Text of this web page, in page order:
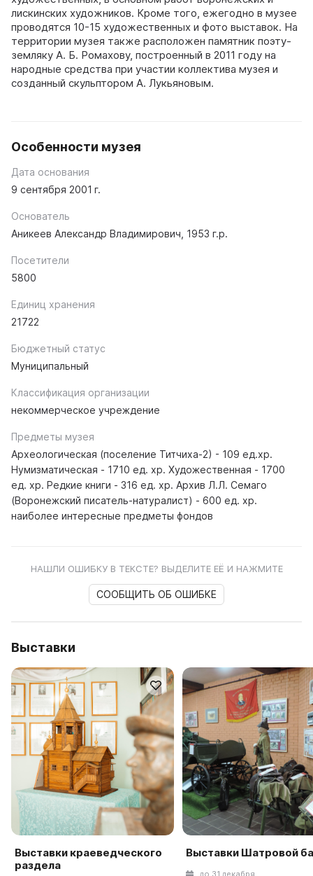
лискинских художников. Кроме того, ежегодно в музее
проводятся 10-15 художественных и фото выставок. На
территории музея также расположен памятник поэту-
земляку А. Б. Ромахову, построенный в 2011 году на
народные средства при участии коллектива музея и
созданный скульптором А. Лукьяновым.
Особенности музея
Дата основания
9 сентября 2001 г.
Основатель
Аникеев Александр Владимирович, 1953 г.р.
Посетители
5800
Единиц хранения
21722
Бюджетный статус
Муниципальный
Классификация организации
некоммерческое учреждение
Предметы музея
Археологическая (поселение Титчиха-2) - 109 ед.хр.
Нумизматическая - 1710 ед. хр. Художественная - 1700
ед. хр. Редкие книги - 316 ед. хр. Архив Л.Л. Семаго
(Воронежский писатель-натуралист) - 600 ед. хр.
наиболее интересные предметы фондов
НАШЛИ ОШИБКУ В ТЕКСТЕ? ВЫДЕЛИТЕ ЕЁ И НАЖМИТЕ
СООБЩИТЬ ОБ ОШИБКЕ
Выставки
Выставки краеведческого
раздела
Выставки Шатровой